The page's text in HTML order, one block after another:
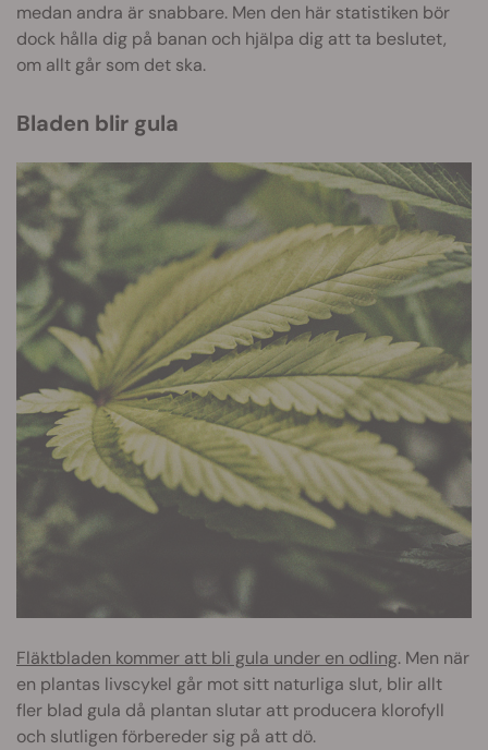
medan andra är snabbare. Men den här statistiken bör
dock hålla dig på banan och hjälpa dig att ta beslutet,
om allt går som det ska.
Bladen blir gula
Fläktbladen kommer att bli gula under en odling. Men när
en plantas livscykel går mot sitt naturliga slut, blir allt
fler blad gula då plantan slutar att producera klorofyll
och slutligen förbereder sig på att dö.